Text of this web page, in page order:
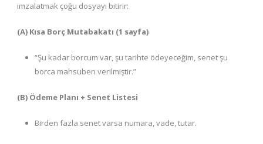
imzalatmak çoğu dosyayı bitirir:
(A) Kısa Borç Mutabakatı (1 sayfa)
“Şu kadar borcum var, şu tarihte ödeyeceğim, senet şu
borca mahsuben verilmiştir.”
(B) Ödeme Planı + Senet Listesi
Birden fazla senet varsa numara, vade, tutar.